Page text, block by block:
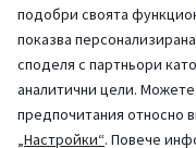
подобри своята
показва
споделя с партньори
аналитични цели.
предпочитания относно
„Настройки“. Повече